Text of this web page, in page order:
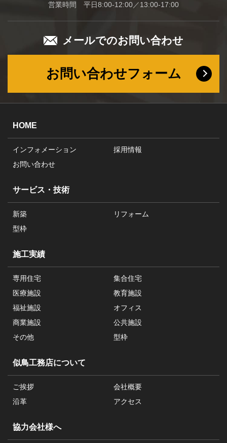
営業時間 平日8:00-12:00／13:00-17:00
メールでのお問い合わせ
お問い合わせフォーム
HOME
インフォメーション
採用情報
お問い合わせ
サービス・技術
新築
リフォーム
型枠
施工実績
専用住宅
集合住宅
医療施設
教育施設
福祉施設
オフィス
商業施設
公共施設
その他
型枠
似鳥工務店について
ご挨拶
会社概要
沿革
アクセス
協力会社様へ